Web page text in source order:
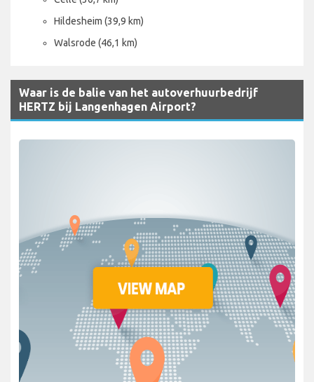
Hildesheim (39,9 km)
Walsrode (46,1 km)
Waar is de balie van het autoverhuurbedrijf
HERTZ bij Langenhagen Airport?